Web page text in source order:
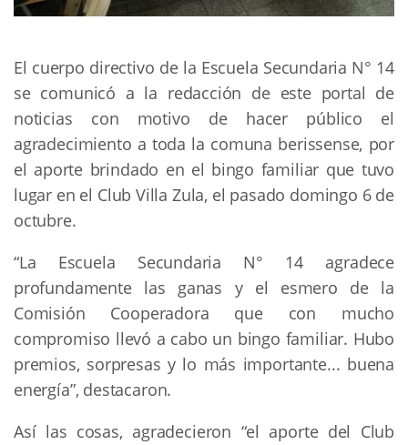
El cuerpo directivo de la Escuela Secundaria N° 14
se comunicó a la redacción de este portal de
noticias con motivo de hacer público el
agradecimiento a toda la comuna berissense, por
el aporte brindado en el bingo familiar que tuvo
lugar en el Club Villa Zula, el pasado domingo 6 de
octubre.
“La Escuela Secundaria N° 14 agradece
profundamente las ganas y el esmero de la
Comisión Cooperadora que con mucho
compromiso llevó a cabo un bingo familiar. Hubo
premios, sorpresas y lo más importante... buena
energía”, destacaron.
Así las cosas, agradecieron “el aporte del Club